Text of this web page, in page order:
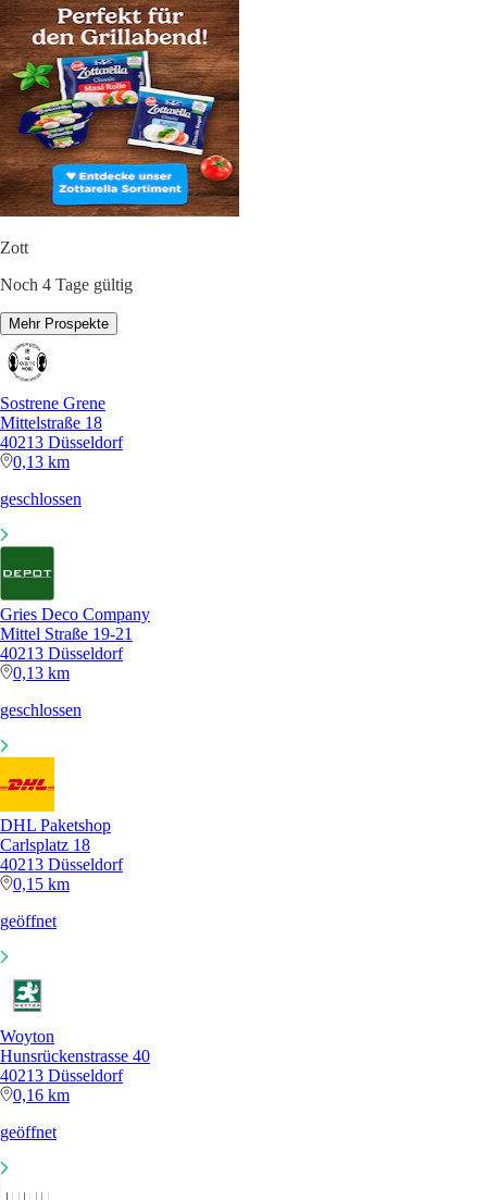
Zott
Noch 4 Tage gültig
Mehr Prospekte
Sostrene Grene
Mittelstraße 18
40213 Düsseldorf
0,13 km
geschlossen
Gries Deco Company
Mittel Straße 19-21
40213 Düsseldorf
0,13 km
geschlossen
DHL Paketshop
Carlsplatz 18
40213 Düsseldorf
0,15 km
geöffnet
Woyton
Hunsrückenstrasse 40
40213 Düsseldorf
0,16 km
geöffnet